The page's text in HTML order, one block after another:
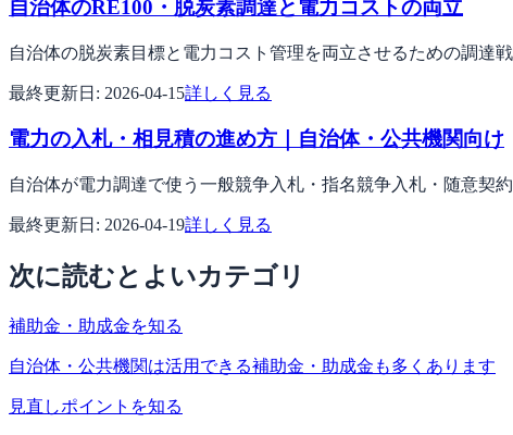
自治体のRE100・脱炭素調達と電力コストの両立
自治体の脱炭素目標と電力コスト管理を両立させるための調達
最終更新日: 2026-04-15詳しく見る
電力の入札・相見積の進め方｜自治体・公共機関向け
自治体が電力調達で使う一般競争入札・指名競争入札・随意契
最終更新日: 2026-04-19詳しく見る
次に読むとよいカテゴリ
補助金・助成金を知る
自治体・公共機関は活用できる補助金・助成金も多くあります
見直しポイントを知る